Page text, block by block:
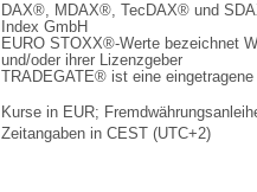
DAX®, MDAX®, TecDAX® und
Index GmbH
EURO STOXX®-Werte bezeichnet
und/oder ihrer Lizenzgeber
TRADEGATE® ist eine
Kurse in EUR;
Zeitangaben in CEST (UTC+2)